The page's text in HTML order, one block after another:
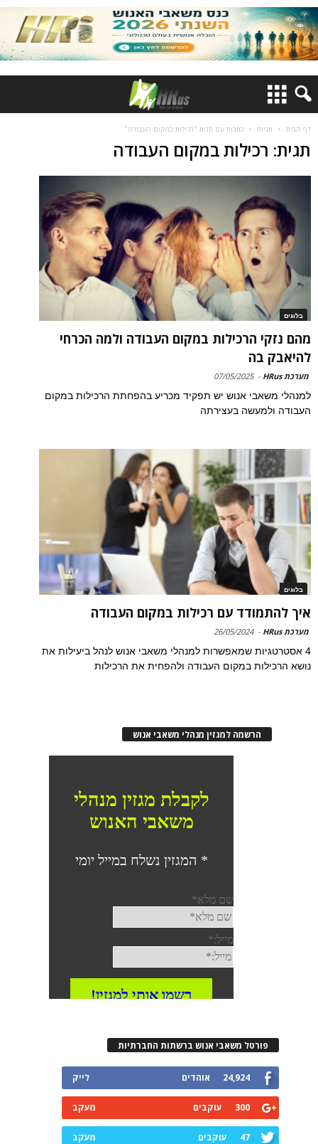
דף הבית תגיות כתבות עם תגית "רכילות במקום העבודה"
תגית: רכילות במקום העבודה
בלוגים
מהם נזקי הרכילות במקום העבודה ולמה הכרחי
להיאבק בה
מערכת HRus -
07/05/2025
למנהלי משאבי אנוש יש תפקיד מכריע בהפחתת הרכילות במקום
העבודה ולמעשה בעצירתה
בלוגים
איך להתמודד עם רכילות במקום העבודה
מערכת HRus -
26/05/2024
4 אסטרטגיות שמאפשרות למנהלי משאבי אנוש לנהל ביעילות את
נושא הרכילות במקום העבודה ולהפחית את הרכילות
הרשמה למגזין מנהלי משאבי אנוש
פורטל משאבי אנוש ברשתות החברתיות
24,924 אוהדים לייק
300 עוקבים מעקב
47 עוקבים מעקב